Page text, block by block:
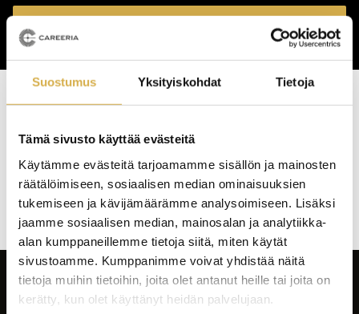
Suostumus Yksityiskohdat Tietoja
Tämä sivusto käyttää evästeitä
Käytämme evästeitä tarjoamamme sisällön ja mainosten
räätälöimiseen, sosiaalisen median ominaisuuksien
tukemiseen ja kävijämäärämme analysoimiseen. Lisäksi
jaamme sosiaalisen median, mainosalan ja analytiikka-
alan kumppaneillemme tietoja siitä, miten käytät
sivustoamme. Kumppanimme voivat yhdistää näitä
tietoja muihin tietoihin, joita olet antanut heille tai joita on
kerätty, kun olet käyttänyt heidän palvelujaan.
Haku tuotti osumia: 0 kpl
Koulutushaun
sivujen
selaus